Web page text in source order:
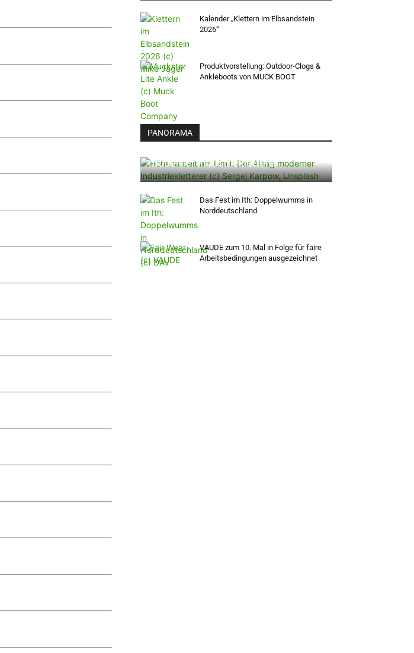
Kalender „Klettern im Elbsandstein
2026“
Produktvorstellung: Outdoor-Clogs &
Ankleboots von MUCK BOOT
PANORAMA
moderner Industriekletterer
Das Fest im Ith: Doppelwumms in
Norddeutschland
VAUDE zum 10. Mal in Folge für faire
Arbeitsbedingungen ausgezeichnet